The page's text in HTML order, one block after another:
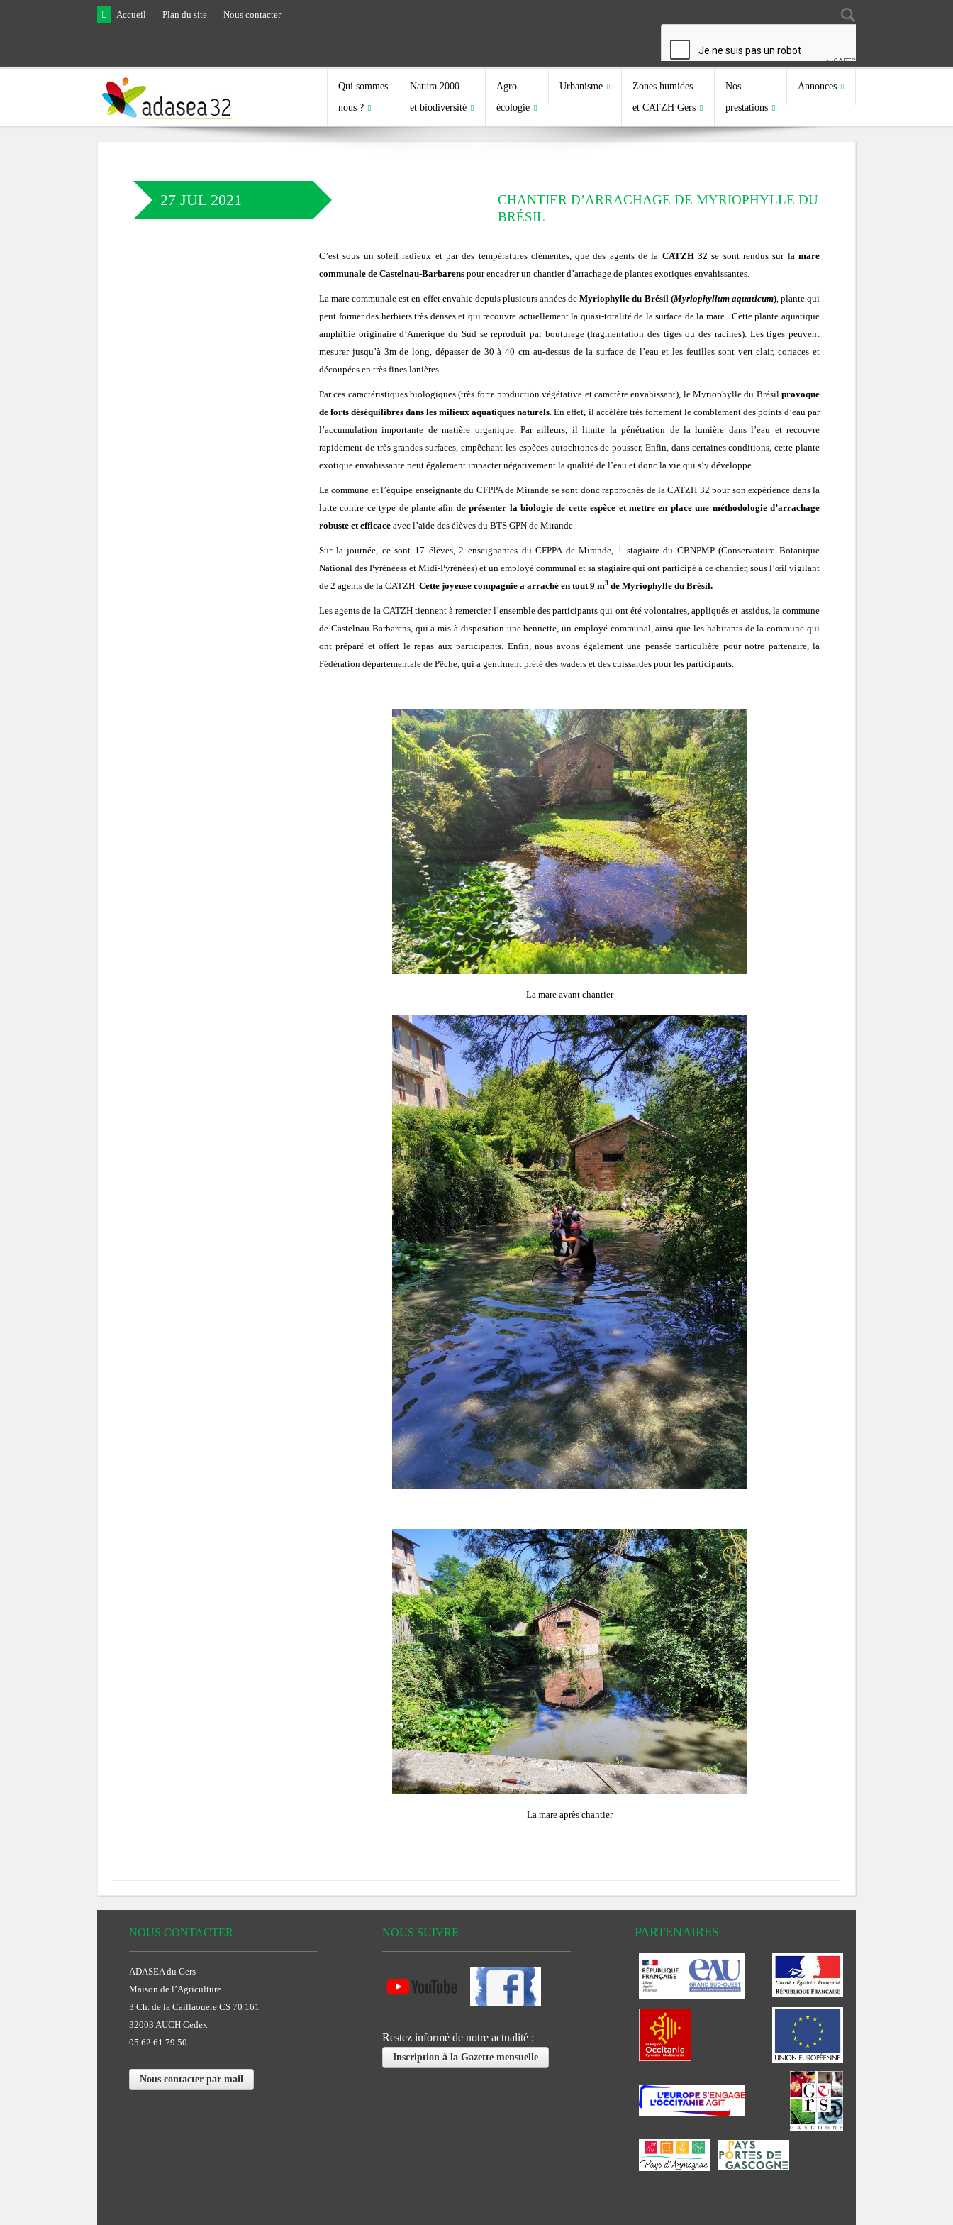
Accueil Plan du site Nous contacter
Search form
Qui sommes
nous ?
Natura 2000
et biodiversité
Agro
écologie
Urbanisme
Zones humides
et CATZH Gers
Nos
prestations
Annonces
27 JUL 2021
CHANTIER D’ARRACHAGE DE MYRIOPHYLLE DU
BRÉSIL
C’est sous un soleil radieux et par des températures clémentes, que des agents de la CATZH 32se sont rendus sur lamare
communale de Castelnau-Barbarens pour encadrer un chantier d’arrachage de plantes exotiques envahissantes.
La mare communale est en effet envahie depuis plusieurs années deMyriophylle du Brésil (Myriophyllum aquaticum), plante qui
peut former des herbiers très denses et qui recouvre actuellement la quasi-totalité de la surface de la mare. Cette plante aquatique
amphibie originaire d’Amérique du Sud se reproduit par bouturage (fragmentation des tiges ou des racines). Les tiges peuvent
mesurer jusqu’à 3m de long, dépasser de 30 à 40 cm au-dessus de la surface de l’eau et les feuilles sont vert clair, coriaces et
découpées en très fines lanières.
Par ces caractéristiques biologiques (très forte production végétative et caractère envahissant), le Myriophylle du Brésil provoque
de forts déséquilibres dans les milieux aquatiques naturels. En effet, il accélère très fortement le comblement des points d’eau par
l’accumulation importante de matière organique. Par ailleurs, il limite la pénétration de la lumière dans l’eau et recouvre
rapidement de très grandes surfaces, empêchant les espèces autochtones de pousser. Enfin, dans certaines conditions, cette plante
exotique envahissante peut également impacter négativement la qualité de l’eau et donc la vie qui s’y développe.
La commune et l’équipe enseignante du CFPPA de Mirande se sont donc rapprochés de la CATZH 32 pour son expérience dans la
lutte contre ce type de plante afin deprésenter la biologie de cette espèce et mettre en place une méthodologie d’arrachage
robuste et efficace avec l’aide des élèves du BTS GPN de Mirande.
Sur la journée, ce sont 17 élèves, 2 enseignantes du CFPPA de Mirande, 1 stagiaire du CBNPMP (Conservatoire Botanique
National des Pyrénéess et Midi-Pyrénées) et un employé communal et sa stagiaire qui ont participé à ce chantier, sous l’œil vigilant
de 2 agents de la CATZH. Cette joyeuse compagnie a arraché en tout 9 m3 de Myriophylle du Brésil.
Les agents de la CATZH tiennent à remercier l’ensemble des participants qui ont été volontaires, appliqués et assidus, la commune
de Castelnau-Barbarens, qui a mis à disposition une bennette, un employé communal, ainsi que les habitants de la commune qui
ont préparé et offert le repas aux participants. Enfin, nous avons également une pensée particulière pour notre partenaire, la
Fédération départementale de Pêche, qui a gentiment prêté des waders et des cuissardes pour les participants.
La mare avant chantier
La mare après chantier
NOUS CONTACTER
ADASEA du Gers
Maison de l’Agriculture
3 Ch. de la Caillaouère CS 70 161
32003 AUCH Cedex
05 62 61 79 50
Nous contacter par mail
NOUS SUIVRE
Restez informé de notre actualité :
Inscription à la Gazette mensuelle
PARTENAIRES